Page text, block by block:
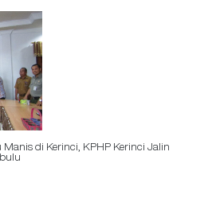
di Kerinci, KPHP Kerinci Jalin